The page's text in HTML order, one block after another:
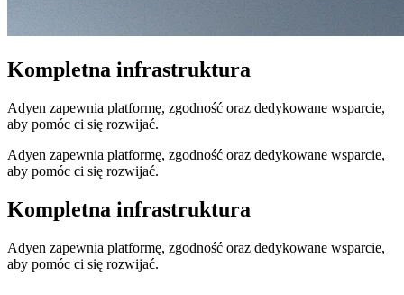
Kompletna infrastruktura
Adyen zapewnia platformę, zgodność oraz dedykowane wsparcie,
aby pomóc ci się rozwijać.
Adyen zapewnia platformę, zgodność oraz dedykowane wsparcie,
aby pomóc ci się rozwijać.
Kompletna infrastruktura
Adyen zapewnia platformę, zgodność oraz dedykowane wsparcie,
aby pomóc ci się rozwijać.